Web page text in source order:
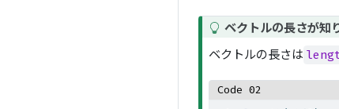
T
p
ベクトルの長さが知
ベクトルの長さは
Code 02